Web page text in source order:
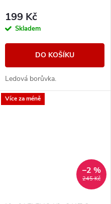
199 Kč
Skladem
DO KOŠÍKU
Ledová borůvka.
Více za méně
245 Kč
–2 %